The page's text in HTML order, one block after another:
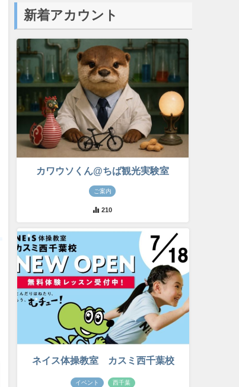
新着アカウント
カワウソくん@ちば観光実験室
ご案内
210
ネイス体操教室 カスミ西千葉校
イベント 西千葉